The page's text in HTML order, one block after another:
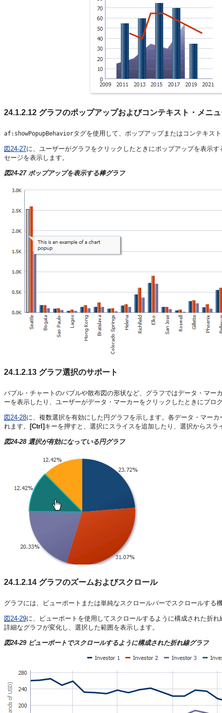
24.1.2.12 グラフのポップアップおよびコンテキスト・メニ
af:showPopupBehaviorタグを使用して、ポップアップまたはコンテキス
図24-27に、ユーザーがグラフをクリックしたときにポップアップを表示
セージを表示します。
図24-27 ポップアップを表示する棒グラフ
24.1.2.13 グラフ選択のサポート
バブル・チャートのバブルや散布図の形状など、グラフではデータ・マ
ーを表示したり、ユーザーがデータ・マーカーをクリックしたときにプ
図24-28に、複数選択を有効にした円グラフを示します。各データ・マー
れます。
[Ctrl] キーを押すと、選択にスライスを追加したり、選択からスラ
図24-28 選択が有効になっている円グラフ
24.1.2.14 グラフのズームおよびスクロール
グラフには、ビューポートまたは単純なスクロールバーでスクロールす
図24-29に、ビューポートを使用してスクロールするように構成された折
詳細なグラフが変化し、選択した範囲を表示します。
図24-29 ビューポートでスクロールするように構成された折れ線グラフ